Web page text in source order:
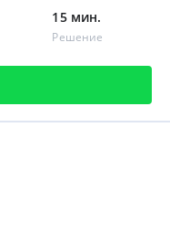
15 мин.
Решение